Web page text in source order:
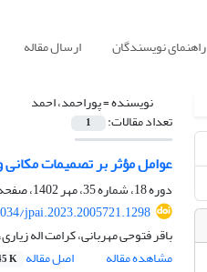
راهنمای نویسندگان ارسال مقاله
نویسنده =پوراحمد، احمد
تعداد مقالات: 1
عوامل مؤثر بر تصمیمات مکانی
دوره 18، شماره 35، مهر 1402، صفحه
jpai.2023.2005721.1298
باقر فتوحی مهربانی، کرامت اله
مشاهده مقاله
اصل مقاله K